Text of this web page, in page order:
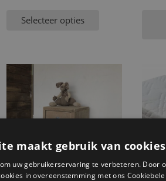
Selecteer opties
maakt gebruik van
uw gebruikerservaring te verbeteren. Door
in overeenstemming met ons